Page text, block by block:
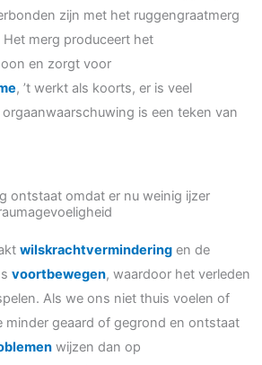
zijn met het ruggengraatmerg
Het merg produceert het
en zorgt voor
, ’t werkt als koorts, er is veel
is een teken van
ontstaat omdat er nu weinig ijzer
wilskrachtvermindering en de
voortbewegen, waardoor het verleden
Als we ons niet thuis voelen of
minder geaard of gegrond en ontstaat
wijzen dan op